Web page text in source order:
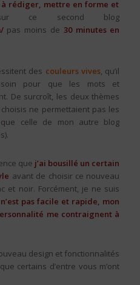
à rédiger, mettre en forme et
ce second blog
pas moins de 30 minutes en
des couleurs vives , qu’il
soin pour que les mots et
De surcroît, les deux thèmes
ne permettaient pas les
que celle de mon autre blog
que j’ai bousillé un certain
avant de choisir ce nouveau
et noir. Forcément, je ne suis
pas facile et rapide, mon
me contraignent à
design et fonctionnalités
certains d’entre vous m’ont